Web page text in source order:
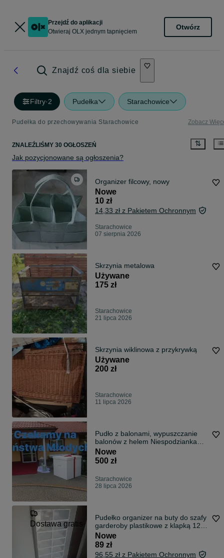
Przejdź do aplikacji
Otwieraj OLX jednym tapnięciem
Otwórz
Znajdź coś dla siebie
Filtry·2 Pudełka Starachowice
Pudełka do przechowywania Starachowice Zobacz
ZNALEŹLIŚMY 30 OGŁOSZEŃ
Jak pozycjonowane są ogłoszenia?
Organizer filcowy, nowy
Nowe
10 zł
14,33 zł z Pakietem Ochronnym
Starachowice
07 sierpnia 2026
Skrzynia metalowa
Używane
175 zł
Starachowice
21 lipca 2026
Skrzynia wiklinowa z przykrywką
Używane
200 zł
Starachowice
11 lipca 2026
Pudło z balonami, wypuszczanie
balonów z helem Niespodzianka
Wesele
Nowe
500 zł
Starachowice
28 lipca 2026
Dostawa gratis
Pudełko organizer na buty do szafy
garderoby plastikowe z klapką 12
sztuk zestaw
Nowe
89 zł
96,55 zł z Pakietem Ochronnym